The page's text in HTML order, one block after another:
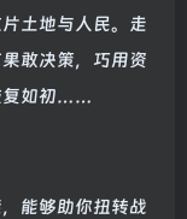
土地与人民。走
敢决策，巧用资
复如初……
能够助你扭转战